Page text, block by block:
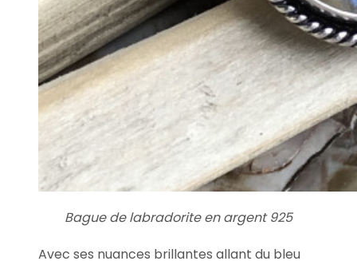
Bague de labradorite en argent 925
Avec ses nuances brillantes allant du bleu